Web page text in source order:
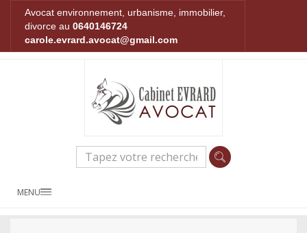
Avocat environnement, urbanisme, immobilier,
divorce au 0640146724
carole.evrard.avocat@gmail.com
MENU